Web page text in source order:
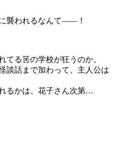
襲われるなんて――！
てる筈の学校が狂うのか。
談話まで加わって、主人公は
るかは、花子さん次第…